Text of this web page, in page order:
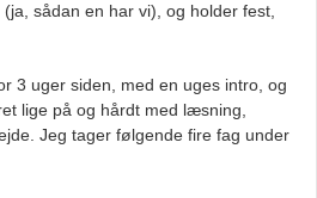
sådan en har vi), og holder fest,
3 uger siden, med en uges intro, og
lige på og hårdt med læsning,
Jeg tager følgende fire fag under